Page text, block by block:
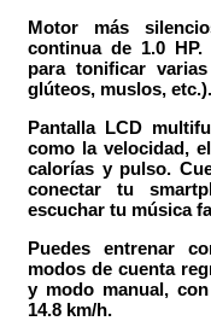
Motor más
continua de 1.0
para tonificar
glúteos, muslos, etc.).
Pantalla LCD
como la velocidad,
calorías y pulso.
conectar tu
escuchar tu música
Puedes entrenar
modos de cuenta
y modo manual, con
14.8 km/h.